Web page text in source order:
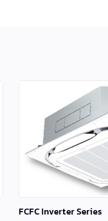
FCFC Inverter Series